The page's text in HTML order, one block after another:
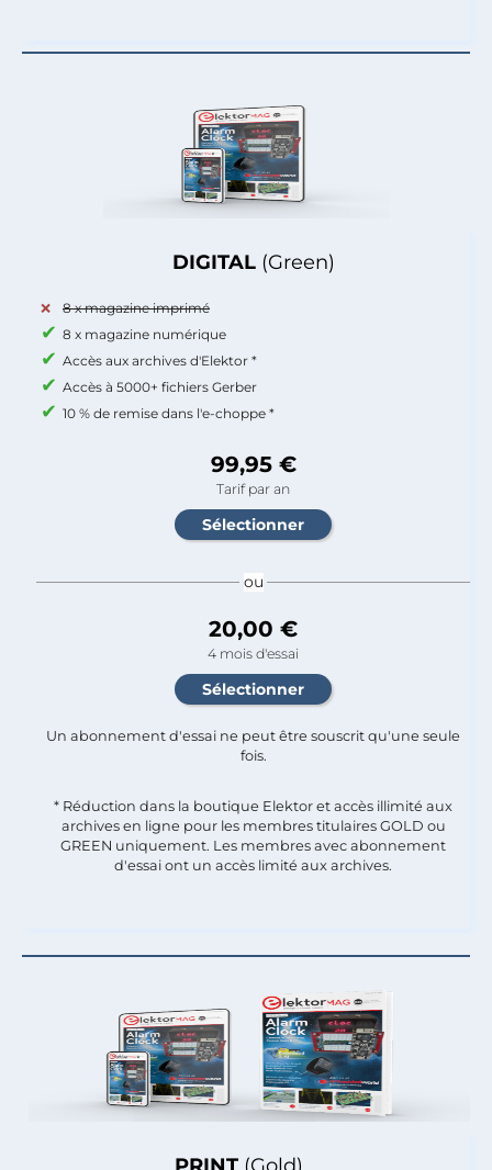
DIGITAL (Green)
8 x magazine imprimé
8 x magazine numérique
Accès aux archives d'Elektor *
Accès à 5000+ fichiers Gerber
10 % de remise dans l'e-choppe *
99,95 €
Tarif par an
ou
20,00 €
4 mois d'essai
Un abonnement d'essai ne peut être souscrit qu'une seule
fois.​
* Réduction dans la boutique Elektor et accès illimité aux
archives en ligne pour les membres titulaires GOLD ou
GREEN uniquement. Les membres avec abonnement
d'essai ont un accès limité aux archives.